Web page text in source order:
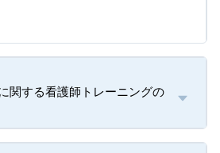
関する看護師トレーニングの